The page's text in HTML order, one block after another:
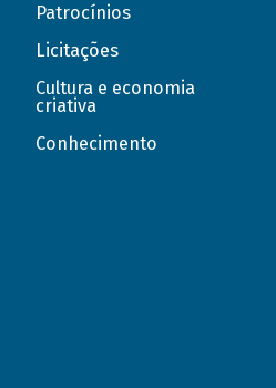
Patrocínios
Licitações
Cultura e economia
criativa
Conhecimento